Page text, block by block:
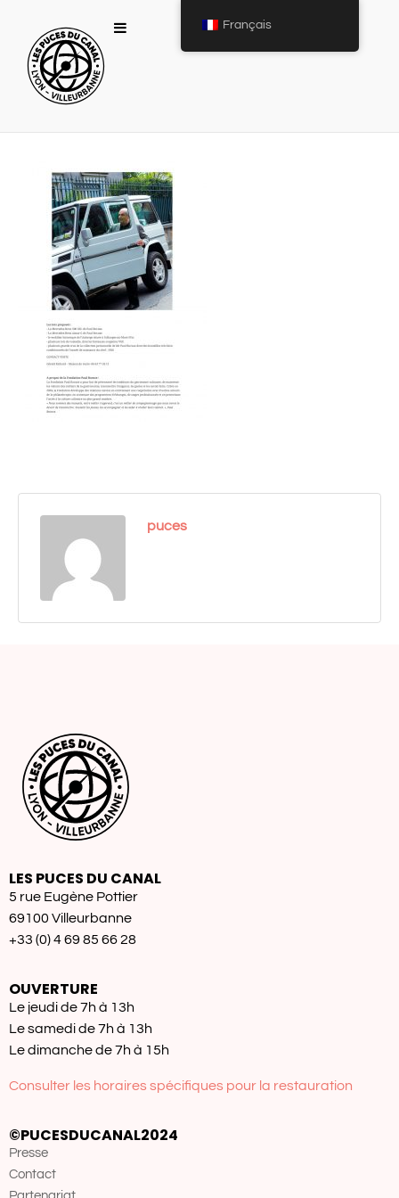
puces
LES PUCES DU CANAL
5 rue Eugène Pottier
69100 Villeurbanne
+33 (0) 4 69 85 66 28
OUVERTURE
Le jeudi de 7h à 13h
Le samedi de 7h à 13h
Le dimanche de 7h à 15h
Consulter les horaires spécifiques pour la restauration
©PUCESDUCANAL2024
Presse
Contact
Français